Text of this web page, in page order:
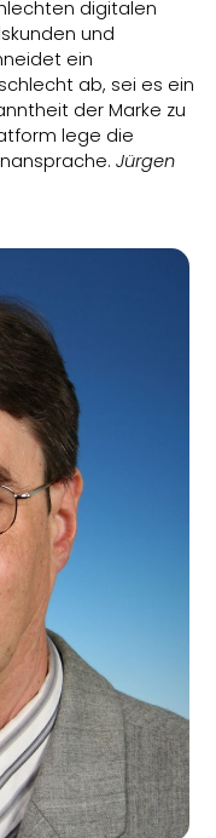
digitalen
und
ein
ab, sei es ein
der Marke zu
lege die
Jürgen